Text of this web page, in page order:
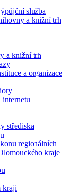
služba
a knižní trh
a knižní trh
a organizace
internetu
střediska
regionálních
kraje
kraji